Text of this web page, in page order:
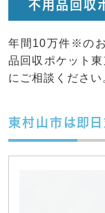
不用品回収
年間10万件※の
品回収ポケット
にご相談ください
東村山市は即日